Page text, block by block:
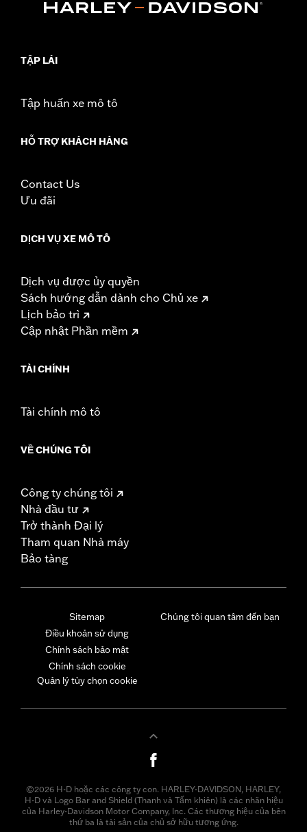
In the Box: Receiver, holster, and 1 3v lithium battery
TẬP LÁI
Tập huấn xe mô tô
HỖ TRỢ KHÁCH HÀNG
Contact Us
Ưu đãi
DỊCH VỤ XE MÔ TÔ
Dịch vụ được ủy quyền
Sách hướng dẫn dành cho Chủ xe
Lịch bảo trì
Cập nhật Phần mềm
TÀI CHÍNH
Tài chính mô tô
VỀ CHÚNG TÔI
Công ty chúng tôi
Nhà đầu tư
Trở thành Đại lý
Tham quan Nhà máy
Bảo tàng
Sitemap
Điều khoản sử dụng
Chính sách bảo mật
Chính sách cookie
Quản lý tùy chọn cookie
Chúng tôi quan tâm đến bạn
©2026 H-D hoặc các công ty con. HARLEY-DAVIDSON, HARLEY,
H-D và Logo Bar and Shield (Thanh và Tấm khiên) là các nhãn hiệu
của Harley-Davidson Motor Company, Inc. Các thương hiệu của bên
thứ ba là tài sản của chủ sở hữu tương ứng.